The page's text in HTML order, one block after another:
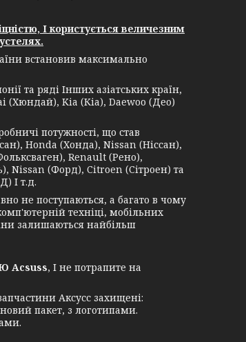
І користується величезним
встановив максимально
та ряді Інших азіатських країн,
(Хюндай), Kia (Кіа), Daewoo (Део)
потужності, що став
Honda (Хонда), Nissan (Ніссан),
Renault (Рено),
Nissan (Форд), Citroen (Сітроен) та
І т.д.
не поступаються, а багато в чому
техніці, мобільних
залишаються найбільш
Acsuss, І не потрапите на
Аксусс захищені:
пакет, з логотипами.